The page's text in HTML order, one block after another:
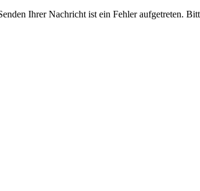
Ihrer Nachricht ist ein Fehler aufgetreten.